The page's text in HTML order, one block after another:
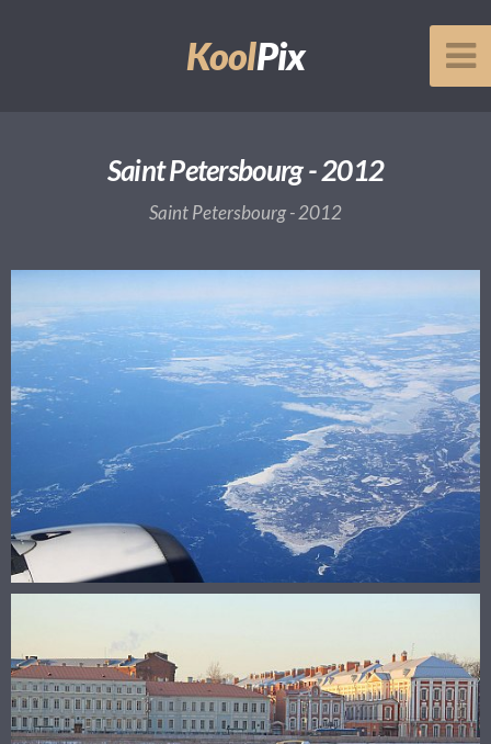
KoolPix
Saint Petersbourg - 2012
Saint Petersbourg - 2012